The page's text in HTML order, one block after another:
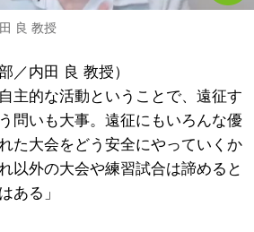
良 教授
／内田 良 教授）
主的な活動ということで、遠征す
問いも大事。遠征にもいろんな優
た大会をどう安全にやっていくか
以外の大会や練習試合は諦めると
ある」